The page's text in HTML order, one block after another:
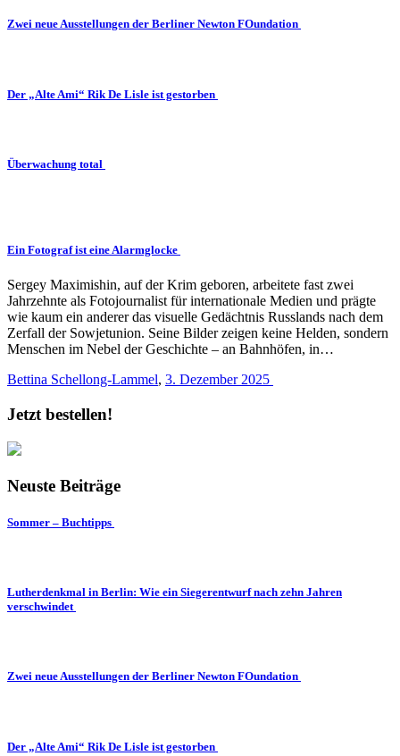
Zwei neue Ausstellungen der Berliner Newton FOundation
Der „Alte Ami“ Rik De Lisle ist gestorben
Überwachung total
Ein Fotograf ist eine Alarmglocke
Sergey Maximishin, auf der Krim geboren, arbeitete fast zwei
Jahrzehnte als Fotojournalist für internationale Medien und prägte
wie kaum ein anderer das visuelle Gedächtnis Russlands nach dem
Zerfall der Sowjetunion. Seine Bilder zeigen keine Helden, sondern
Menschen im Nebel der Geschichte – an Bahnhöfen, in…
Bettina Schellong-Lammel, 3. Dezember 2025
Jetzt bestellen!
Neuste Beiträge
Sommer – Buchtipps
Lutherdenkmal in Berlin: Wie ein Siegerentwurf nach zehn Jahren
verschwindet
Zwei neue Ausstellungen der Berliner Newton FOundation
Der „Alte Ami“ Rik De Lisle ist gestorben